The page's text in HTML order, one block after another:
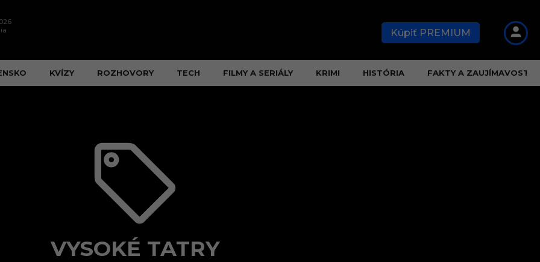
Kúpiť PREMIUM
KVÍZY ROZHOVORY TECH FILMY A SERIÁLY KRIMI HISTÓRIA FAKTY A ZAUJÍMAVOSTI
VYSOKÉ TATRY